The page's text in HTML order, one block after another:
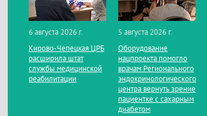
6 августа 2026 г.
Кирово‑Чепецкая ЦРБ
расширила штат
службы медицинской
реабилитации
5 августа 2026 г.
Оборудование
нацпроекта помогло
врачам Регионального
эндокринологического
центра вернуть зрение
пациентке с сахарным
диабетом